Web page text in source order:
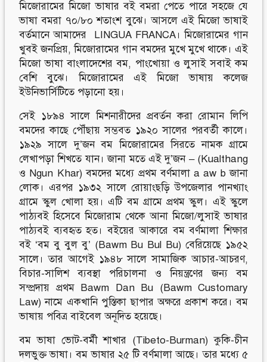
মিজোরামের মিজো ভাষার বই বমরা পেতে পারে সহজে যে
ভাষা বমরা ৭০/৮০ শতাংশ বুঝে। আসলে এই মিজো ভাষাই
বর্তমানে আমাদের LINGUA FRANCA। মিজোরামের গান
খুবই জনপ্রিয়, মিজোরামের গান বমদের মুখে মুখে থাকে। এই
মিজো ভাষা বাংলাদেশের বম, পাংখোয়া ও লুসাই সবাই কম
বেশি বুঝে। মিজোরামের এই মিজো ভাষায় কলেজ
ইউনিভার্সিটিতে পড়ানো হয়।
সেই ১৮৯৪ সালে মিশনারীদের প্রবর্তন করা রোমান লিপি
বমদের কাছে পৌঁছায় সম্ভবত ১৯২০ সালের পরবর্তী কালে।
১৯২৯ সালে দু’জন বম মিজোরামের সিরতে নামক গ্রামে
লেখাপড়া শিখতে যান। জানা মতে এই দু’জন – (Kualthang
ও Ngun Khar) বমদের মধ্যে প্রথম বর্ণমালা ‍a aw b জানা
লোক। এরপর ১৯৩২ সালে রোয়াংছড়ি উপজেলার পানখ্যাং
গ্রামে স্কুল খোলা হয়। এটি বম গ্রামে প্রথম স্কুল। এই স্কুলে
পাঠ্যবই হিসেবে মিজোরাম থেকে আনা মিজো/লুসাই ভাষার
পাঠ্যবই ব্যবহৃত হত। বইয়ের আকারে বম বর্ণমালা শিক্ষার
বই ‘বম বু বুল বু’ (Bawm Bu Bul Bu) বেরিয়েছে ১৯৫২
সালে। তার আগেই ১৯৪৮ সালে সামাজিক আচার-আচরণ,
বিচার-সালিশ ব্যবস্থা পরিচালনা ও নিয়ন্ত্রণের জন্য বম
সম্প্রদায় প্রথম Bawm Dan Bu (Bawm Customary
Law) নামে একখানি পুস্তিকা ছাপার অক্ষরে প্রকাশ করে। বম
ভাষায় পবিত্র বাইবেল অনূদিত হয়েছে।
বম ভাষা ভোট-বর্মী শাখার (Tibeto-Burman) কুকি-চীন
দলভুক্ত ভাষা। বম ভাষার ২৫ টি বর্ণমালা আছে। তার মধ্যে ৫